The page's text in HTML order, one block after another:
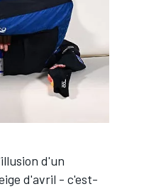
d'un
d'avril - c'est-